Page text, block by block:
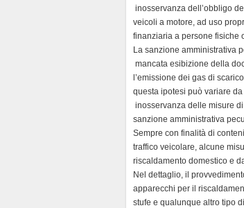
 inosservanza dell’obbligo
veicoli a motore, ad uso
finanziaria a persone fisiche
La sanzione amministrativa
 mancata esibizione della
l’emissione dei gas di
questa ipotesi può variare da
 inosservanza delle misure
sanzione amministrativa
Sempre con finalità di
traffico veicolare, alcune
riscaldamento domestico e
Nel dettaglio, il
apparecchi per il
stufe e qualunque altro tipo